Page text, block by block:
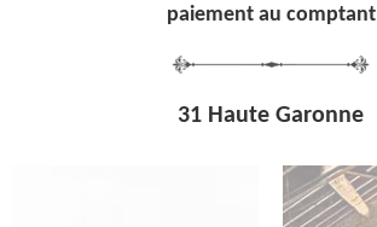
paiement au comptant
31 Haute Garonne